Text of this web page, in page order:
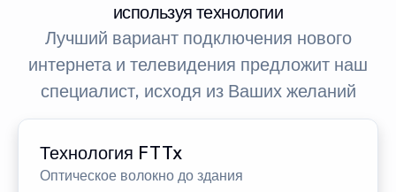
используя технологии
Лучший вариант подключения нового
интернета и телевидения предложит наш
специалист, исходя из Ваших желаний
Технология FTTx
Оптическое волокно до здания